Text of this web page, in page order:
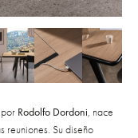
Rodolfo Dordoni, nace
reuniones. Su diseño